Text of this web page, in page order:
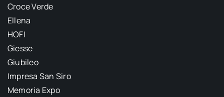
Croce Verde
Ellena
HOFI
Giesse
Giubileo
Impresa San Siro
Memoria Expo